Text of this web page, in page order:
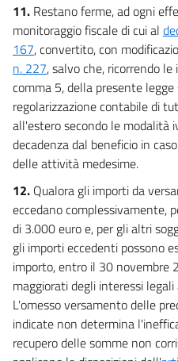
11. Restano ferme, ad ogni
monitoraggio fiscale di cui al
167, convertito, con
n. 227, salvo che, ricorrendo
comma 5, della presente
regolarizzazione contabile di
all'estero secondo le modalità
decadenza dal beneficio in
delle attività medesime.
12. Qualora gli importi da
eccedano complessivamente,
di 3.000 euro e, per gli altri
gli importi eccedenti possono
importo, entro il 30 novembre
maggiorati degli interessi
L'omesso versamento delle
indicate non determina
recupero delle somme non